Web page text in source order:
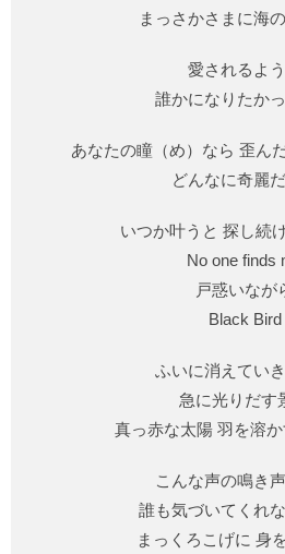
まっさかさまに海
愛されるよ
誰かになりたか
あなたの瞳（め）なら 歪ん
どんなに奇麗
いつか叶うと 探し続
No one finds
戸惑いなが
Black Bird
ふいに消えてい
急に光りだす
真っ赤な太陽 羽を溶
こんな声の鳴き
誰も気づいてくれ
まっくろこげに 身